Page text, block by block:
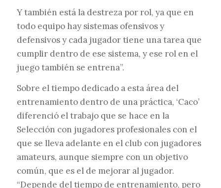
Y también está la destreza por rol, ya que en
todo equipo hay sistemas ofensivos y
defensivos y cada jugador tiene una tarea que
cumplir dentro de ese sistema, y ese rol en el
juego también se entrena”.
Sobre el tiempo dedicado a esta área del
entrenamiento dentro de una práctica, ‘Caco’
diferenció el trabajo que se hace en la
Selección con jugadores profesionales con el
que se lleva adelante en el club con jugadores
amateurs, aunque siempre con un objetivo
común, que es el de mejorar al jugador.
“Depende del tiempo de entrenamiento, pero